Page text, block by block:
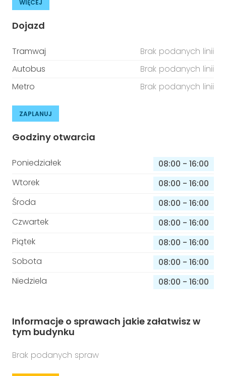
WIĘCEJ
Dojazd
Tramwaj
Brak podanych linii
Autobus
Brak podanych linii
Metro
Brak podanych linii
ZAPLANUJ
Godziny otwarcia
Poniedziałek 08:00 - 16:00
Wtorek
08:00 - 16:00
Środa
08:00 - 16:00
Czwartek
08:00 - 16:00
Piątek
08:00 - 16:00
Sobota
08:00 - 16:00
Niedziela
08:00 - 16:00
Informacje o sprawach jakie załatwisz w
tym budynku
Brak podanych spraw